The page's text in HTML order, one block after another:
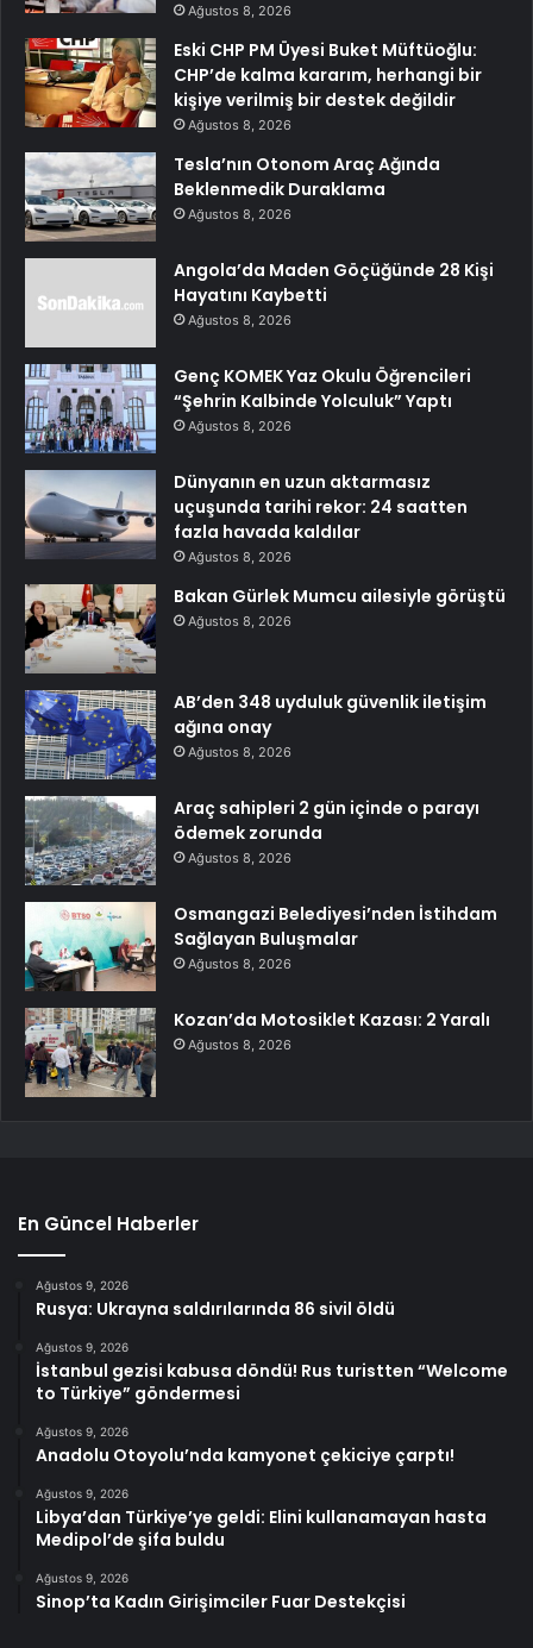
Ağustos 8, 2026
Eski CHP PM Üyesi Buket Müftüoğlu:
CHP’de kalma kararım, herhangi bir
kişiye verilmiş bir destek değildir
Ağustos 8, 2026
Tesla’nın Otonom Araç Ağında
Beklenmedik Duraklama
Ağustos 8, 2026
Angola’da Maden Göçüğünde 28 Kişi
Hayatını Kaybetti
Ağustos 8, 2026
Genç KOMEK Yaz Okulu Öğrencileri
“Şehrin Kalbinde Yolculuk” Yaptı
Ağustos 8, 2026
Dünyanın en uzun aktarmasız
uçuşunda tarihi rekor: 24 saatten
fazla havada kaldılar
Ağustos 8, 2026
Bakan Gürlek Mumcu ailesiyle görüştü
Ağustos 8, 2026
AB’den 348 uyduluk güvenlik iletişim
ağına onay
Ağustos 8, 2026
Araç sahipleri 2 gün içinde o parayı
ödemek zorunda
Ağustos 8, 2026
Osmangazi Belediyesi’nden İstihdam
Sağlayan Buluşmalar
Ağustos 8, 2026
Kozan’da Motosiklet Kazası: 2 Yaralı
Ağustos 8, 2026
En Güncel Haberler
Ağustos 9, 2026
Rusya: Ukrayna saldırılarında 86 sivil öldü
Ağustos 9, 2026
İstanbul gezisi kabusa döndü! Rus turistten “Welcome
to Türkiye” göndermesi
Ağustos 9, 2026
Anadolu Otoyolu’nda kamyonet çekiciye çarptı!
Ağustos 9, 2026
Libya’dan Türkiye’ye geldi: Elini kullanamayan hasta
Medipol’de şifa buldu
Ağustos 9, 2026
Sinop’ta Kadın Girişimciler Fuar Destekçisi